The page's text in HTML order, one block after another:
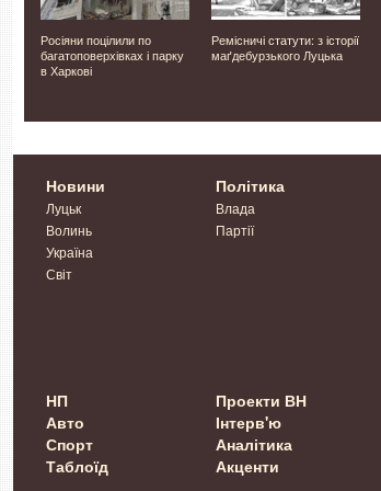
Росіяни поцілили по
багатоповерхівках і парку
в Харкові
Ремісничі статути: з історії
маґдебурзького Луцька
Новини
Луцьк
Волинь
Україна
Світ
Політика
Влада
Партії
НП
Авто
Спорт
Таблоїд
Проекти ВН
Інтерв'ю
Аналітика
Акценти